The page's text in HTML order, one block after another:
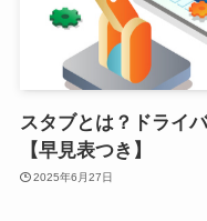
スタブとは？ドライ
【早見表つき】
2025年6月27日